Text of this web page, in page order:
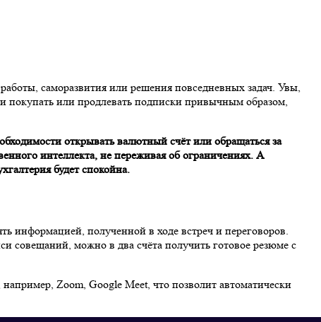
саморазвития или решения повседневных задач. Увы,
или продлевать подписки привычным образом,
открывать валютный счёт или обращаться за
интеллекта, не переживая об ограничениях. А
будет спокойна.
информацией, полученной в ходе встреч и переговоров.
совещаний, можно в два счёта получить готовое резюме с
Zoom, Google Meet, что позволит автоматически